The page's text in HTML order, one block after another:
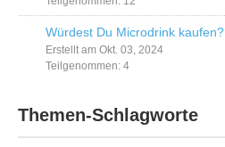
Würdest Du Microdrink kaufen?
Erstellt am Okt. 03, 2024
Teilgenommen: 4
Themen-Schlagworte